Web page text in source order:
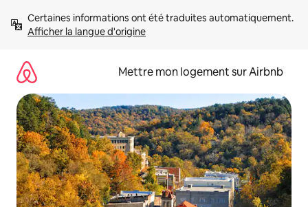
directement
Afficher la langue d'origine
Mettre mon logement sur Airbnb